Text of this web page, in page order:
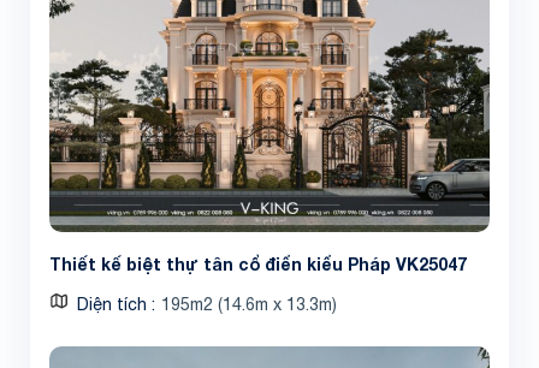
Thiết kế biệt thự tân cổ điển kiểu Pháp VK25047
Diện tích 195m2 (14.6m x 13.3m)